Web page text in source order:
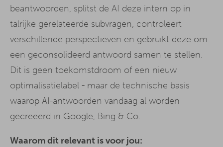
beantwoorden, splitst de AI deze intern op in
talrijke gerelateerde subvragen, controleert
verschillende perspectieven en gebruikt deze om
een geconsolideerd antwoord samen te stellen.
Dit is geen toekomstdroom of een nieuw
optimalisatielabel - maar de technische basis
waarop AI-antwoorden vandaag al worden
gecreëerd in Google, Bing & Co.
Waarom dit relevant is voor jou: